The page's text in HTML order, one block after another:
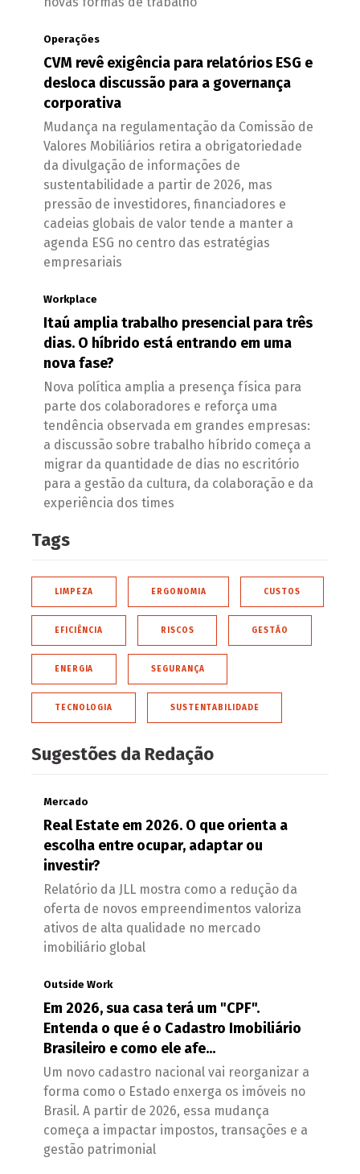
Operações
CVM revê exigência para relatórios ESG e
desloca discussão para a governança
corporativa
Mudança na regulamentação da Comissão de
Valores Mobiliários retira a obrigatoriedade
da divulgação de informações de
sustentabilidade a partir de 2026, mas
pressão de investidores, financiadores e
cadeias globais de valor tende a manter a
agenda ESG no centro das estratégias
empresariais
Workplace
Itaú amplia trabalho presencial para três
dias. O híbrido está entrando em uma
nova fase?
Nova política amplia a presença física para
parte dos colaboradores e reforça uma
tendência observada em grandes empresas:
a discussão sobre trabalho híbrido começa a
migrar da quantidade de dias no escritório
para a gestão da cultura, da colaboração e da
experiência dos times
Tags
LIMPEZA ERGONOMIA CUSTOS
EFICIÊNCIA RISCOS GESTÃO
ENERGIA SEGURANÇA
TECNOLOGIA SUSTENTABILIDADE
Sugestões da Redação
Mercado
Real Estate em 2026. O que orienta a
escolha entre ocupar, adaptar ou
investir?
Relatório da JLL mostra como a redução da
oferta de novos empreendimentos valoriza
ativos de alta qualidade no mercado
imobiliário global
Outside Work
Em 2026, sua casa terá um "CPF".
Entenda o que é o Cadastro Imobiliário
Brasileiro e como ele afe...
Um novo cadastro nacional vai reorganizar a
forma como o Estado enxerga os imóveis no
Brasil. A partir de 2026, essa mudança
começa a impactar impostos, transações e a
gestão patrimonial